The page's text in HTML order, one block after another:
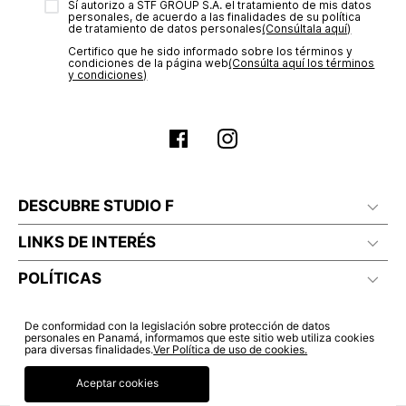
No lavado en seco
estado de tu compra puedes ingresar al menú de “Mi cuenta -
Mis Pedidos” en nuestra página webwww.studiofpanama.pa
Sí autorizo a STF GROUP S.A. el tratamiento de mis datos
personales, de acuerdo a las finalidades de su política
de tratamiento de datos personales‎(Consúltala aquí)
Certifico que he sido informado sobre los términos y
condiciones de la página web‎(Consúlta aquí los términos
y condiciones)
DESCUBRE STUDIO F
LINKS DE INTERÉS
POLÍTICAS
De conformidad con la legislación sobre protección de datos
personales en Panamá, informamos que este sitio web utiliza cookies
para diversas finalidades.Ver Política de uso de cookies.
Aceptar cookies